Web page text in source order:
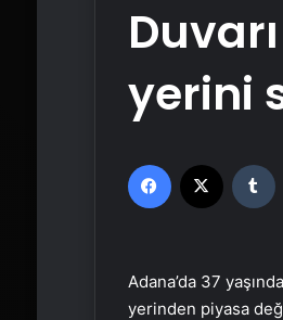
yerini
Facebook
Adana’da 37
yerinden piyasa